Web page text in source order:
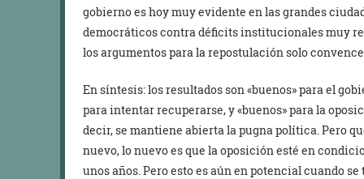
gobierno es hoy muy evidente en las grandes
democráticos contra déficits institucionales muy
los argumentos para la repostulación solo
En síntesis: los resultados son «buenos» para el
para intentar recuperarse, y «buenos» para la
decir, se mantiene abierta la pugna política. Pero
nuevo, lo nuevo es que la oposición esté en
unos años. Pero esto es aún en potencial cuando